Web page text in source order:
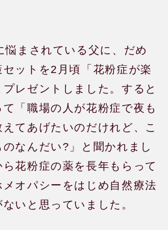
悩まされている父に、だめ
セットを2月頃「花粉症が楽
レゼントしました。すると
「職場の人が花粉症で夜も
てあげたいのだけれど、こ
なんだい?」と聞かれまし
花粉症の薬を長年もらって
オパシーをはじめ自然療法
いと思っていました。